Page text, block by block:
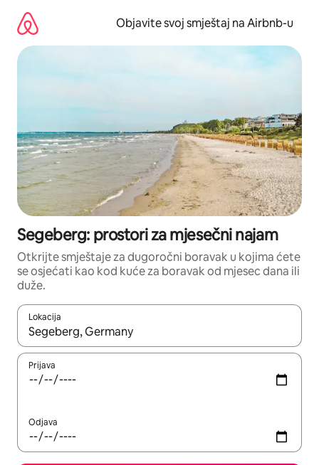
sadržaj
Objavite svoj smještaj na Airbnb-u
Segeberg: prostori za mjesečni najam
Otkrijte smještaje za dugoročni boravak u kojima ćete
se osjećati kao kod kuće za boravak od mjesec dana ili
duže.
Lokacija
Kad su rezultati dostupni, možete da se krećete kroz njih
Prijava
Odjava